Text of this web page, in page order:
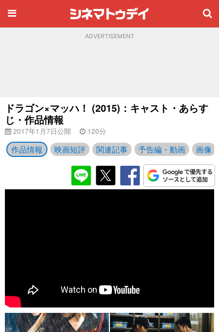
ADVERTISEMENT
ドラゴン×マッハ！ (2015)：キャスト・あらす
じ・作品情報
2017年1月7日公開 120分
作品情報 映画短評 関連記事 予告編・動画 画像